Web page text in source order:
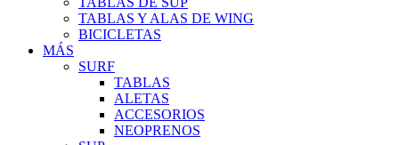
TABLAS Y ALAS DE WING
BICICLETAS
MÁS
SURF
TABLAS
ALETAS
ACCESORIOS
NEOPRENOS